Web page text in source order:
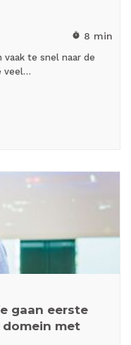
timer 8 min
vaak te snel naar de
veel…
gaan eerste
met